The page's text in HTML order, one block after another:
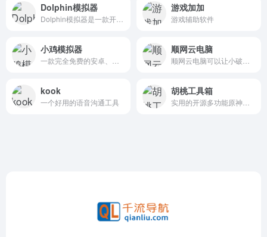
Dolphin模拟器 游戏加加
游戏辅助软件
小鸡模拟器 顺网云电脑
kook
一个好用的语音沟通工具
胡桃工具箱